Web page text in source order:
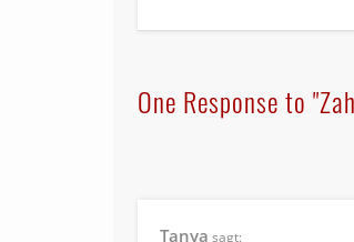
One Response to
Tanya sagt: